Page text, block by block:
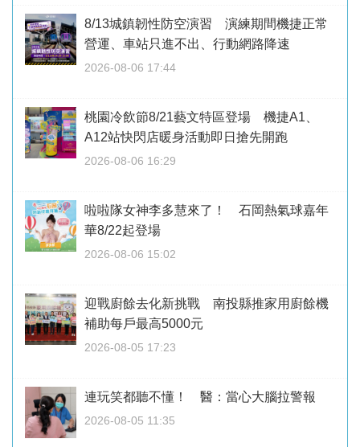
8/13城鎮韌性防空演習 演練期間機捷正常
營運、車站只進不出、行動網路降速
2026-08-06 17:44
桃園冷飲節8/21藝文特區登場 機捷A1、
A12站快閃店暖身活動即日搶先開跑
2026-08-06 16:29
啦啦隊女神李多慧來了！ 石岡熱氣球嘉年
華8/22起登場
2026-08-06 15:02
迎戰廚餘去化新挑戰 南投縣推家用廚餘機
補助每戶最高5000元
2026-08-05 17:23
連玩笑都聽不懂！ 醫：當心大腦拉警報
2026-08-05 11:35